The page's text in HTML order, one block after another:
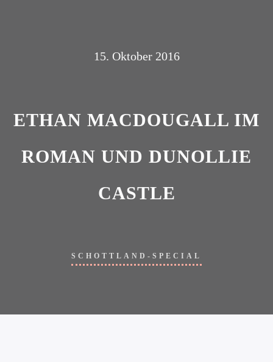
15. Oktober 2016
ETHAN MACDOUGALL IM
ROMAN UND DUNOLLIE
CASTLE
SCHOTTLAND-SPECIAL